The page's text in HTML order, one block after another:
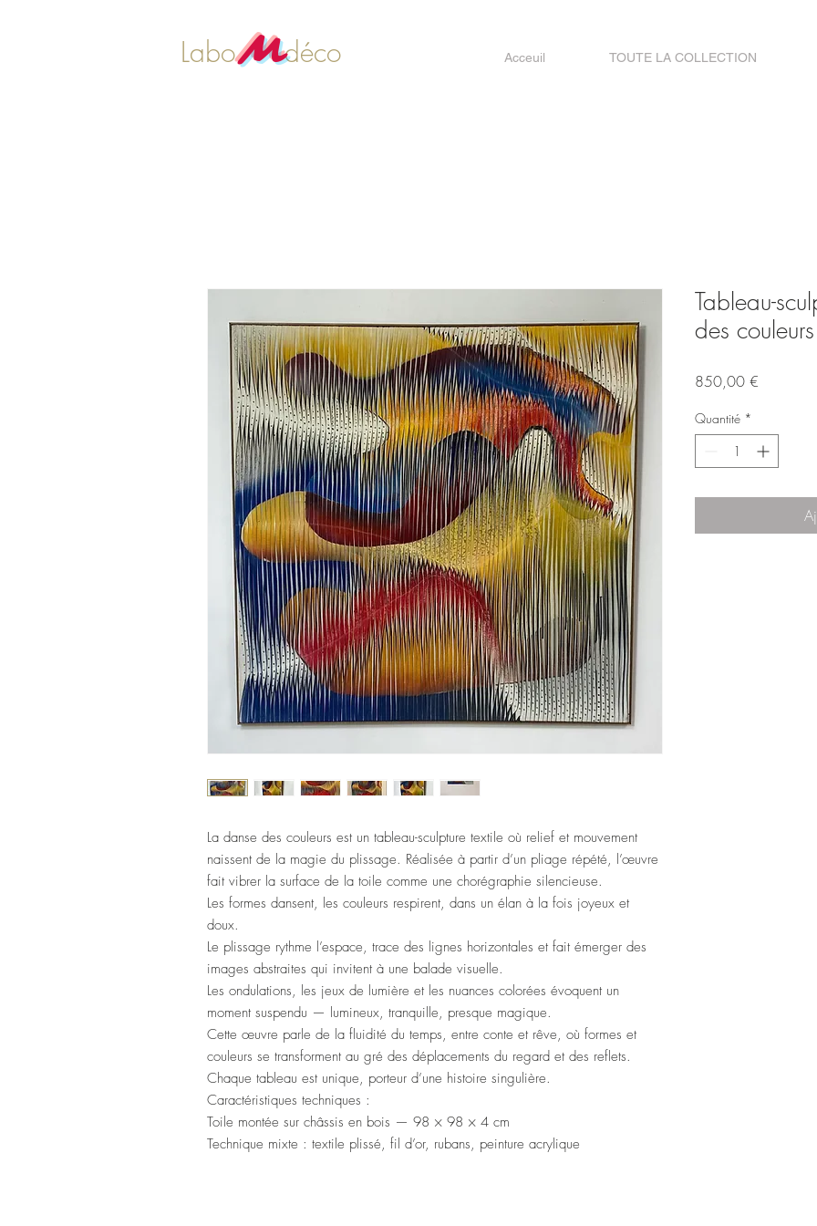
Labo déco
M Acceuil TOUTE LA COLLECTION
La danse des couleurs est un tableau-sculpture textile où relief et mouvement
naissent de la magie du plissage. Réalisée à partir d’un pliage répété, l’œuvre
fait vibrer la surface de la toile comme une chorégraphie silencieuse.
Les formes dansent, les couleurs respirent, dans un élan à la fois joyeux et
doux.
Le plissage rythme l’espace, trace des lignes horizontales et fait émerger des
images abstraites qui invitent à une balade visuelle.
Les ondulations, les jeux de lumière et les nuances colorées évoquent un
moment suspendu — lumineux, tranquille, presque magique.
Cette œuvre parle de la fluidité du temps, entre conte et rêve, où formes et
couleurs se transforment au gré des déplacements du regard et des reflets.
Chaque tableau est unique, porteur d’une histoire singulière.
Caractéristiques techniques :
Toile montée sur châssis en bois — 98 × 98 × 4 cm
Technique mixte : textile plissé, fil d’or, rubans, peinture acrylique
Tableau-
des couleurs
850,00 €
Quantité *